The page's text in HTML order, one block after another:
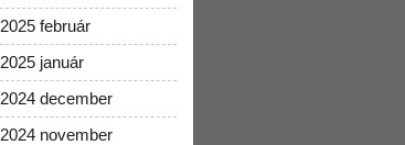
2025 február
2025 január
2024 december
2024 november